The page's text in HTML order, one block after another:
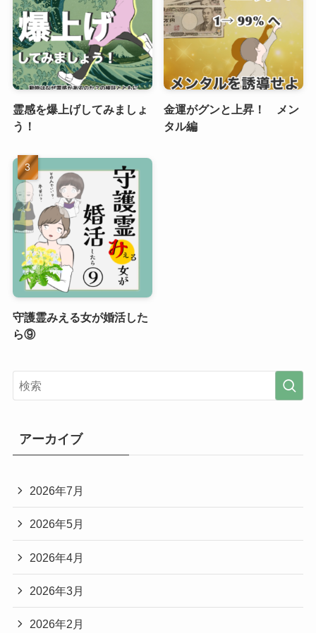
霊感を爆上げしてみましょ
う！
金運がグンと上昇！ メン
タル編
守護霊みえる女が婚活した
ら⑨
アーカイブ
2026年7月
2026年5月
2026年4月
2026年3月
2026年2月